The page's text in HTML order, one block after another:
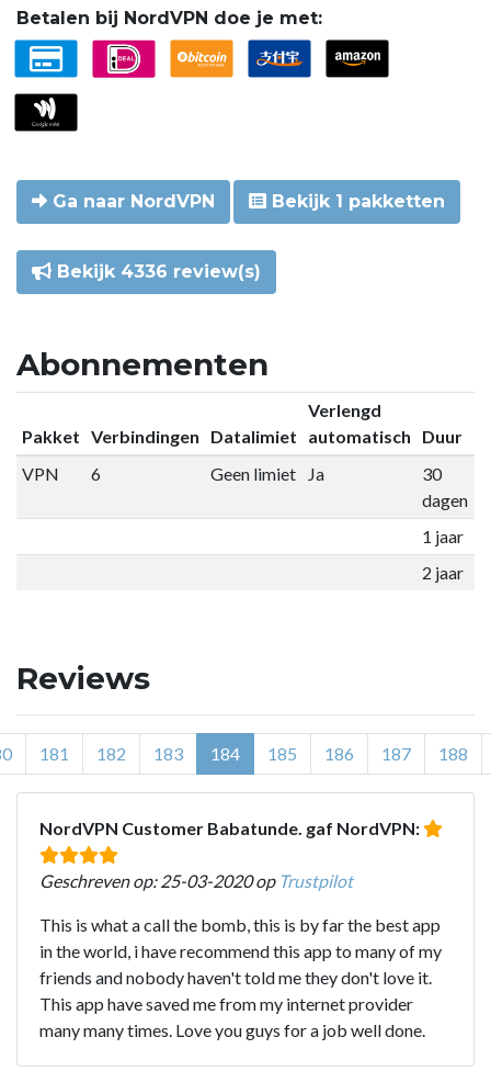
Betalen bij NordVPN doe je met:
Ga naar NordVPN Bekijk 1 pakketten
Bekijk 4336 review(s)
Abonnementen
Pakket Verbindingen Datalimiet
Verlengd
automatisch
Duur
VPN
6 Geen limiet Ja
30
dagen
1 jaar
2 jaar
Reviews
181 182 183 184 185 186 187 188
NordVPN Customer Babatunde. gaf NordVPN:
Geschreven op: 25-03-2020 op Trustpilot
This is what a call the bomb, this is by far the best app
in the world, i have recommend this app to many of my
friends and nobody haven't told me they don't love it.
This app have saved me from my internet provider
many many times. Love you guys for a job well done.